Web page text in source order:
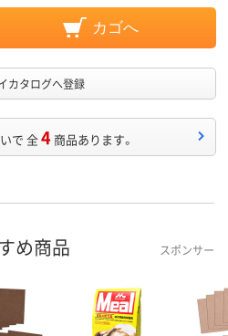
カゴへ
カタログへ登録
で 全4 商品あります。
め商品 スポンサー